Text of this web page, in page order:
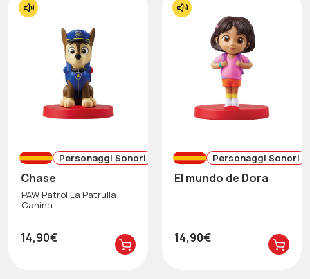
Personaggi Sonori
Chase
PAW Patrol La Patrulla
Canina
14,90€
Personaggi Sonori
El mundo de Dora
14,90€